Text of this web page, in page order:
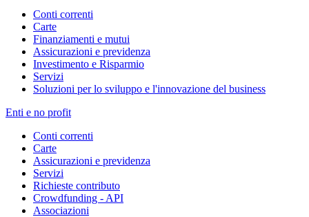
Conti correnti
Carte
Finanziamenti e mutui
Assicurazioni e previdenza
Investimento e Risparmio
Servizi
Soluzioni per lo sviluppo e l'innovazione del business
Enti e no profit
Conti correnti
Carte
Assicurazioni e previdenza
Servizi
Richieste contributo
Crowdfunding - API
Associazioni